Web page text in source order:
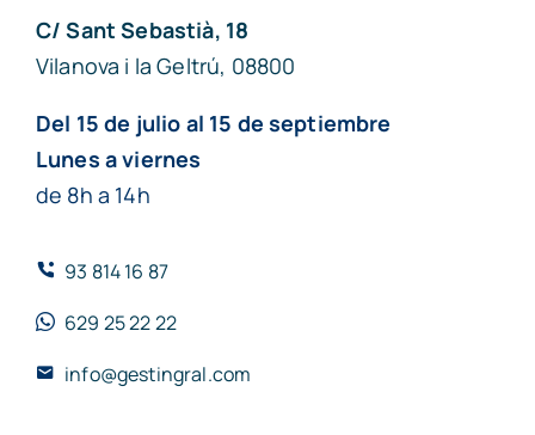
C/ Sant Sebastià, 18
Vilanova i la Geltrú, 08800
Del 15 de julio al 15 de septiembre
Lunes a viernes
de 8h a 14h
93 814 16 87
629 25 22 22
info@gestingral.com